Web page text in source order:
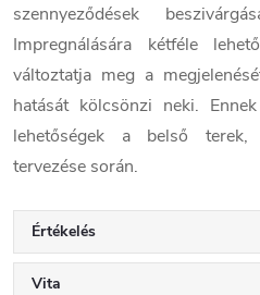
szennyeződések
Impregnálására kétféle
változtatja meg a
hatását kölcsönzi neki.
lehetőségek a belső
tervezése során.
Értékelés
Vita